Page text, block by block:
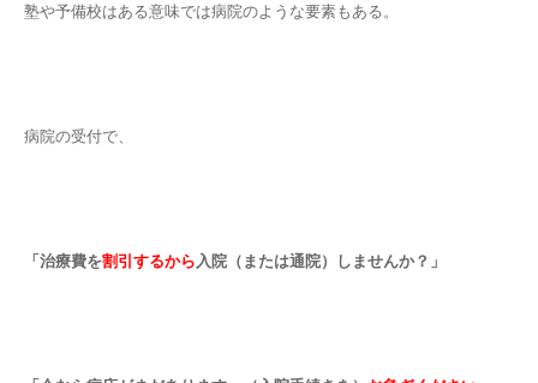
塾や予備校はある意味では病院のような要素もある。
病院の受付で、
「治療費を割引するから 入院（または通院）しませんか？」